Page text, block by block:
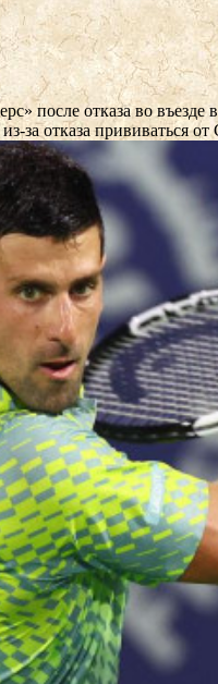
после отказа во
за отказа прививаться